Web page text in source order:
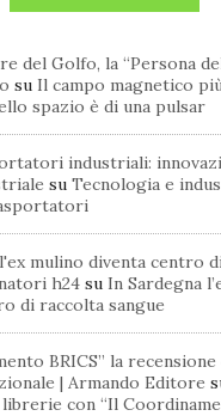
del Golfo, la “Persona
su Il campo magnetico
spazio è di una pulsar
industriali:
su Tecnologia e
mulino diventa centro
h24 su In Sardegna
di raccolta sangue
BRICS” la recensione
| Armando Editore
con “Il